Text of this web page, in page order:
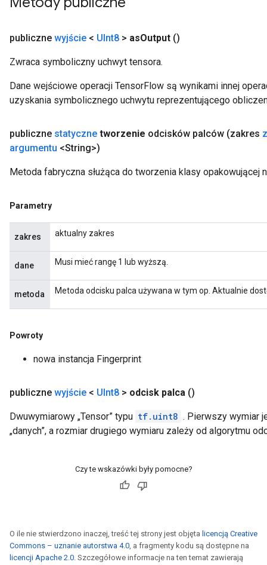
publiczne wyjście < UInt8 > asOutput ()
Zwraca symboliczny uchwyt tensora.
Dane wejściowe operacji TensorFlow są wynikami innej
uzyskania symbolicznego uchwytu reprezentującego
publiczne statyczne tworzenie odcisków palców (zakres
argumentu <String>)
Metoda fabryczna służąca do tworzenia klasy opakowującej
Parametry
zakres aktualny zakres
dane Musi mieć rangę 1 lub wyższą.
metoda Metoda odcisku palca używana w tym op. Aktualnie
Powroty
nowa instancja Fingerprint
publiczne wyjście < UInt8 > odcisk palca ()
Dwuwymiarowy „Tensor” typu tf.uint8 . Pierwszy wymiar
„danych”, a rozmiar drugiego wymiaru zależy od algorytmu
Czy te wskazówki były pomocne?
O ile nie stwierdzono inaczej, treść tej strony jest objęta licencją Creative
Commons – uznanie autorstwa 4.0, a fragmenty kodu są dostępne na
licencji Apache 2.0. Szczegółowe informacje na ten temat zawierają